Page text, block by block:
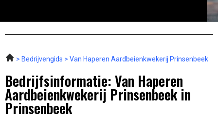
Bedrijvengids Van Haperen Aardbeienkwekerij Prinsenbeek
Bedrijfsinformatie: Van Haperen
Aardbeienkwekerij Prinsenbeek in
Prinsenbeek